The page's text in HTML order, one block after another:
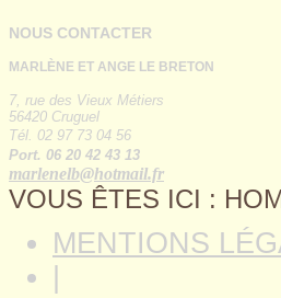
NOUS CONTACTER
MARLÈNE ET ANGE LE BRETON
7, rue des Vieux Métiers
56420 Cruguel
Tél. 02 97 73 04 56
Port. 06 20 42 43 13
marlenelb@hotmail.fr
VOUS ÊTES ICI :
MENTIONS